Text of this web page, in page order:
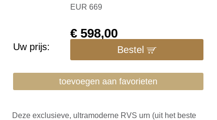
EUR 669
Uw prijs:
€ 598,00
Bestel
toevoegen aan favorieten
Deze exclusieve, ultramoderne RVS urn (uit het beste